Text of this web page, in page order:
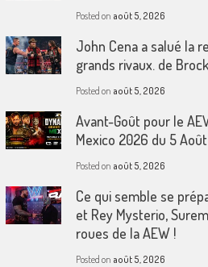
Posted on août 5, 2026
John Cena a salué la
grands rivaux. de
Posted on août 5, 2026
Avant-Goût pour le
Mexico 2026 du 5
Posted on août 5, 2026
Ce qui semble se
et Rey Mysterio,
roues de la AEW !
Posted on août 5, 2026